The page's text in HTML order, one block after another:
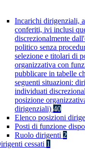
Incarichi dirigenziali,
conferiti, ivi inclusi
discrezionalmente
politico senza
selezione e titolari di
organizzativa con
pubblicare in tabelle
seguenti situazioni:
individuati
posizione
dirigenziali) 40
Elenco posizioni
Posti di funzione
Ruolo dirigenti 2
cessati 1